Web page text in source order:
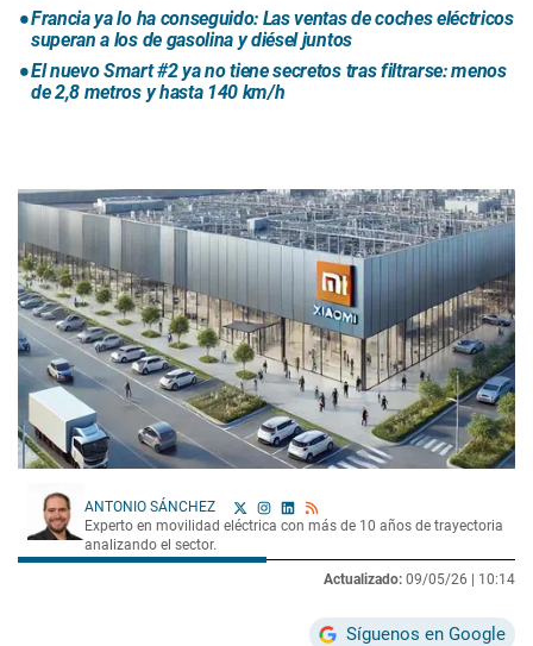
Francia ya lo ha conseguido: Las ventas de coches eléctricos
superan a los de gasolina y diésel juntos
El nuevo Smart #2 ya no tiene secretos tras filtrarse: menos
de 2,8 metros y hasta 140 km/h
ANTONIO SÁNCHEZ
Experto en movilidad eléctrica con más de 10 años de trayectoria
analizando el sector.
Actualizado: 09/05/26 | 10:14
Síguenos en Google